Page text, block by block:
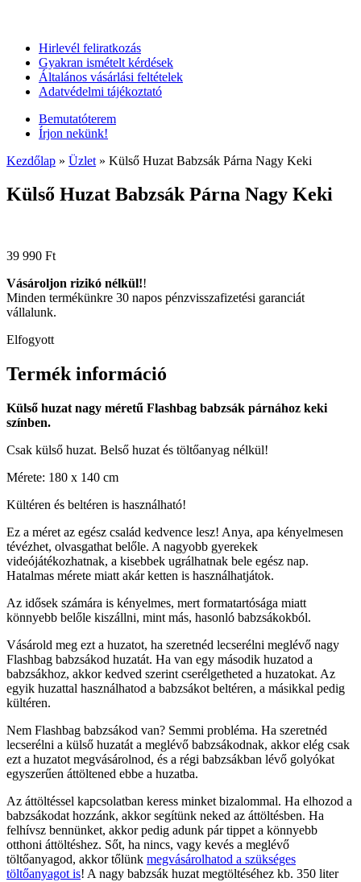
Hirlevél feliratkozás
Gyakran ismételt kérdések
Általános vásárlási feltételek
Adatvédelmi tájékoztató
Bemutatóterem
Írjon nekünk!
Kezdőlap » Üzlet » Külső Huzat Babzsák Párna Nagy Keki
Külső Huzat Babzsák Párna Nagy Keki
39 990 Ft
Vásároljon rizikó nélkül!!
Minden termékünkre 30 napos pénzvisszafizetési garanciát
vállalunk.
Elfogyott
Termék információ
Külső huzat nagy méretű Flashbag babzsák párnához keki
színben.
Csak külső huzat. Belső huzat és töltőanyag nélkül!
Mérete: 180 x 140 cm
Kültéren és beltéren is használható!
Ez a méret az egész család kedvence lesz! Anya, apa kényelmesen
tévézhet, olvasgathat belőle. A nagyobb gyerekek
videójátékozhatnak, a kisebbek ugrálhatnak bele egész nap.
Hatalmas mérete miatt akár ketten is használhatjátok.
Az idősek számára is kényelmes, mert formatartósága miatt
könnyebb belőle kiszállni, mint más, hasonló babzsákokból.
Vásárold meg ezt a huzatot, ha szeretnéd lecserélni meglévő nagy
Flashbag babzsákod huzatát. Ha van egy második huzatod a
babzsákhoz, akkor kedved szerint cserélgetheted a huzatokat. Az
egyik huzattal használhatod a babzsákot beltéren, a másikkal pedig
kültéren.
Nem Flashbag babzsákod van? Semmi probléma. Ha szeretnéd
lecserélni a külső huzatát a meglévő babzsákodnak, akkor elég csak
ezt a huzatot megvásárolnod, és a régi babzsákban lévő golyókat
egyszerűen áttöltened ebbe a huzatba.
Az áttöltéssel kapcsolatban keress minket bizalommal. Ha elhozod a
babzsákodat hozzánk, akkor segítünk neked az áttöltésben. Ha
felhívsz bennünket, akkor pedig adunk pár tippet a könnyebb
otthoni áttöltéshez. Sőt, ha nincs, vagy kevés a meglévő
töltőanyagod, akkor tőlünk megvásárolhatod a szükséges
töltőanyagot is! A nagy babzsák huzat megtöltéséhez kb. 350 liter